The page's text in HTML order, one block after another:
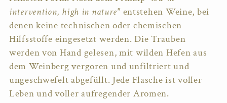
e
g
o
r
intervention, high in nature" entstehen Weine, bei
denen keine technischen oder chemischen
Hilfsstoffe eingesetzt werden. Die Trauben
werden von Hand gelesen, mit wilden Hefen aus
dem Weinberg vergoren und unfiltriert und
ungeschwefelt abgefüllt. Jede Flasche ist voller
Leben und voller aufregender Aromen.